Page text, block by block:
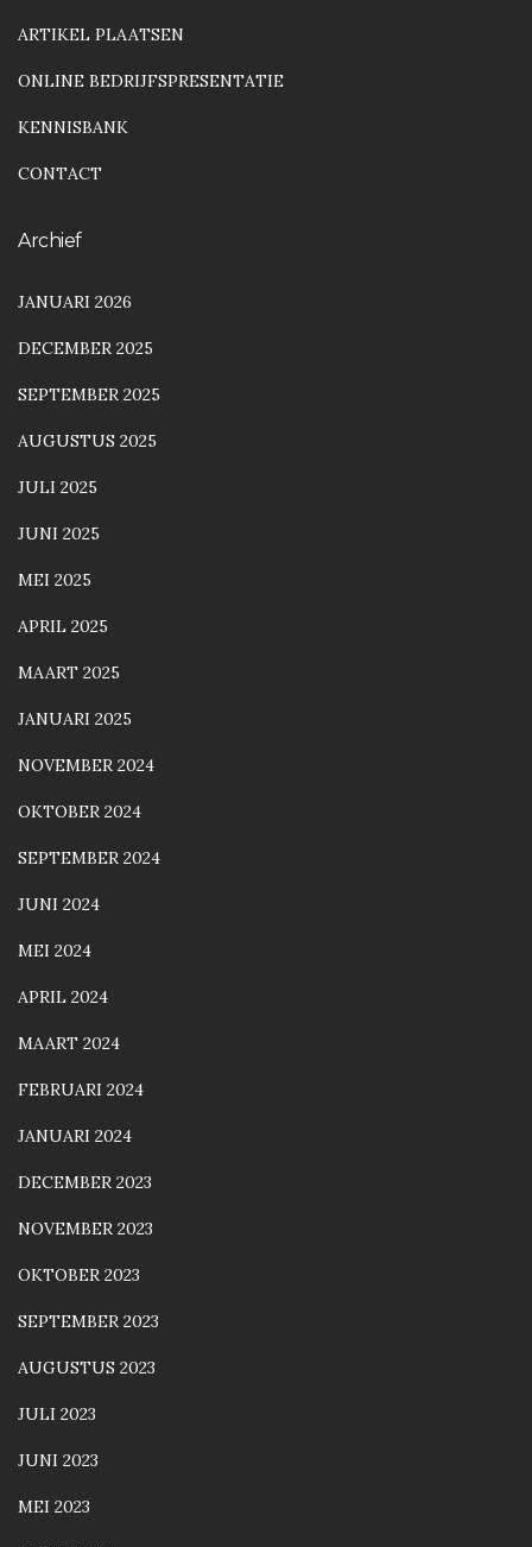
ARTIKEL PLAATSEN
ONLINE BEDRIJFSPRESENTATIE
KENNISBANK
CONTACT
Archief
JANUARI 2026
DECEMBER 2025
SEPTEMBER 2025
AUGUSTUS 2025
JULI 2025
JUNI 2025
MEI 2025
APRIL 2025
MAART 2025
JANUARI 2025
NOVEMBER 2024
OKTOBER 2024
SEPTEMBER 2024
JUNI 2024
MEI 2024
APRIL 2024
MAART 2024
FEBRUARI 2024
JANUARI 2024
DECEMBER 2023
NOVEMBER 2023
OKTOBER 2023
SEPTEMBER 2023
AUGUSTUS 2023
JULI 2023
JUNI 2023
MEI 2023